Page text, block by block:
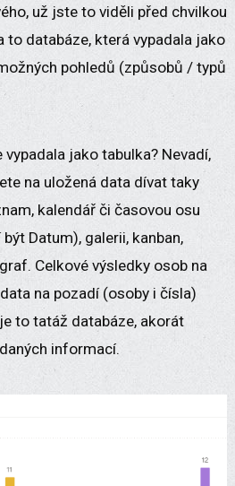
už jste to viděli před chvilkou
to databáze, která vypadala jako
pohledů (způsobů / typů
jako tabulka? Nevadí,
na uložená data dívat taky
kalendář či časovou osu
Datum), galerii, kanban,
Celkové výsledky osob na
na pozadí (osoby i čísla)
to tatáž databáze, akorát
informací.